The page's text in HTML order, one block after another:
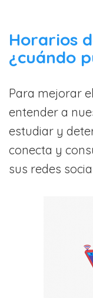
Horarios
¿cuándo
Para mejorar
entender a
estudiar y
conecta y
sus redes